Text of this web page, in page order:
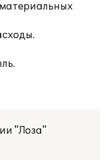
"Лоза"